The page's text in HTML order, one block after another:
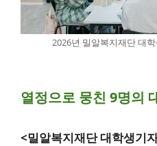
2026년 밀알복지재단 대
열정으로 뭉친 9명의
<밀알복지재단 대학생기